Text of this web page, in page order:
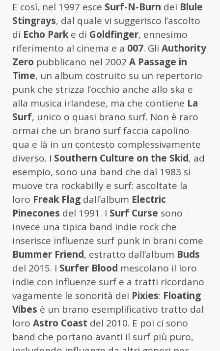
E così, nel 1997 esce Surf-N-Burn dei Blule
Stingrays, dal quale vi suggerisco l’ascolto
di Echo Park e di Goldfinger, ennesimo
riferimento al cinema e a 007. Gli Authority
Zero pubblicano nel 2002 A Passage in
Time, un album costruito su un repertorio
punk che strizza l’occhio anche allo ska e
alla musica irlandese, ma che contiene La
Surf, unico o quasi brano surf. Non è raro
ormai che un brano surf faccia capolino
qua e là in un contesto complessivamente
diverso. I Southern Culture on the Skid, ad
esempio, sono una band che dal 1983 si
muove tra rockabilly e surf: ascoltate la
loro Freak Flag dall’album Electric
Pinecones del 1991. I Surf Curse sono
invece una tipica band indie rock che
inserisce influenze surf punk in brani come
Bummer Friend, estratto dall’album Buds
del 2015. I Surfer Blood mescolano il loro
indie con influenze surf e a tratti ricordano
vagamente le sonorità dei Pixies: Floating
Vibes è un brano esemplificativo tratto dal
loro Astro Coast del 2010. E poi ci sono
band che portano avanti il surf più puro,